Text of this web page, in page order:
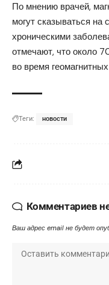
По мнению врачей,
могут сказываться
хроническими
отмечают, что около
во время
Теги: новости
Комментариев
Ваш адрес email не будет